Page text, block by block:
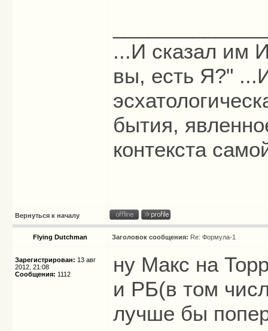
...И сказал им
вы, есть Я?"
бытия,
контекста
Вернуться к началу
Flying Dutchman Заголовок сообщения: Re: Формула-1
Зарегистрирован: 13 авг
2012, 21:08
Сообщения: 1112
ну Макс на
и РБ(в том
лучше бы